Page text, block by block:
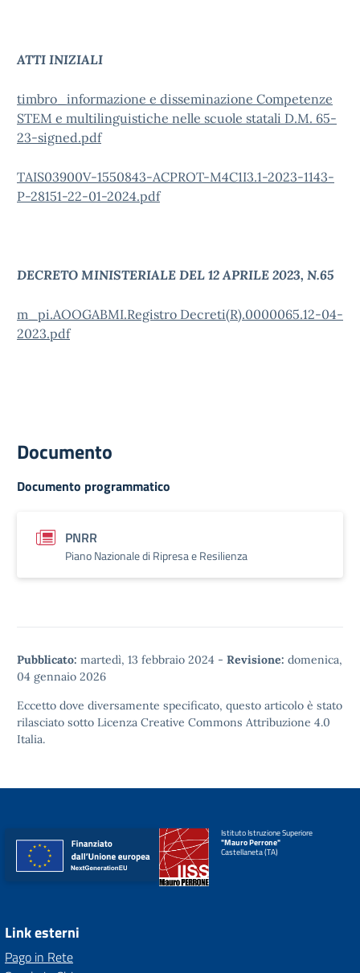
ATTI INIZIALI
timbro_informazione e disseminazione Competenze
STEM e multilinguistiche nelle scuole statali D.M. 65-
23-signed.pdf
TAIS03900V-1550843-ACPROT-M4C1I3.1-2023-1143-
P-28151-22-01-2024.pdf
DECRETO MINISTERIALE DEL 12 APRILE 2023, N.65
m_pi.AOOGABMI.Registro Decreti(R).0000065.12-04-
2023.pdf
Documento
Documento programmatico
PNRR
Piano Nazionale di Ripresa e Resilienza
Pubblicato: martedì, 13 febbraio 2024 - Revisione: domenica,
04 gennaio 2026
Eccetto dove diversamente specificato, questo articolo è stato
rilasciato sotto Licenza Creative Commons Attribuzione 4.0
Italia.
Istituto Istruzione Superiore
"Mauro Perrone"
Castellaneta (TA)
Link esterni
Pago in Rete